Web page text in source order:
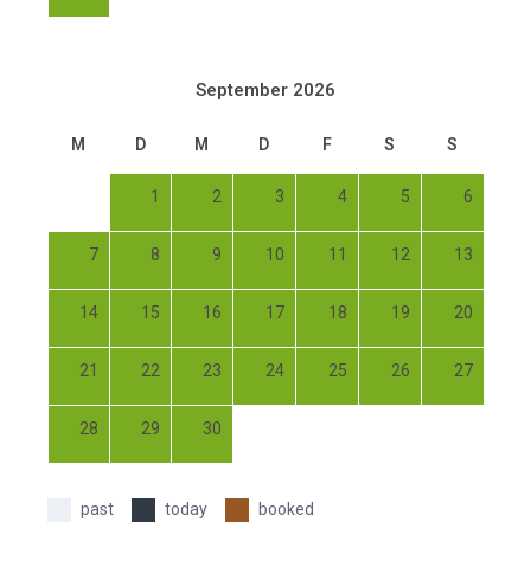
September 2026
M D M D F S S
1 2 3 4 5 6
7 8 9 10 11 12 13
14 15 16 17 18 19 20
21 22 23 24 25 26 27
28 29 30
past today booked